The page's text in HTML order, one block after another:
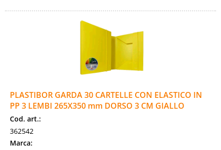
PLASTIBOR GARDA 30 CARTELLE CON ELASTICO IN
PP 3 LEMBI 265X350 mm DORSO 3 CM GIALLO
Cod. art.:
362542
Marca: